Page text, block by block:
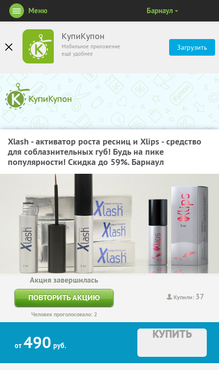
КупиКупон
Мобильное приложение
ещё удобнее
Загрузить
Меню Барнаул
Xlash - активатор роста ресниц и Xlips - средство
для соблазнительных губ! Будь на пике
популярности! Скидка до 59%. Барнаул
Купили: 37
Акция завершилась
ПОВТОРИТЬ АКЦИЮ
Человек проголосовало: 2
от 490 руб.
КУПИТЬ